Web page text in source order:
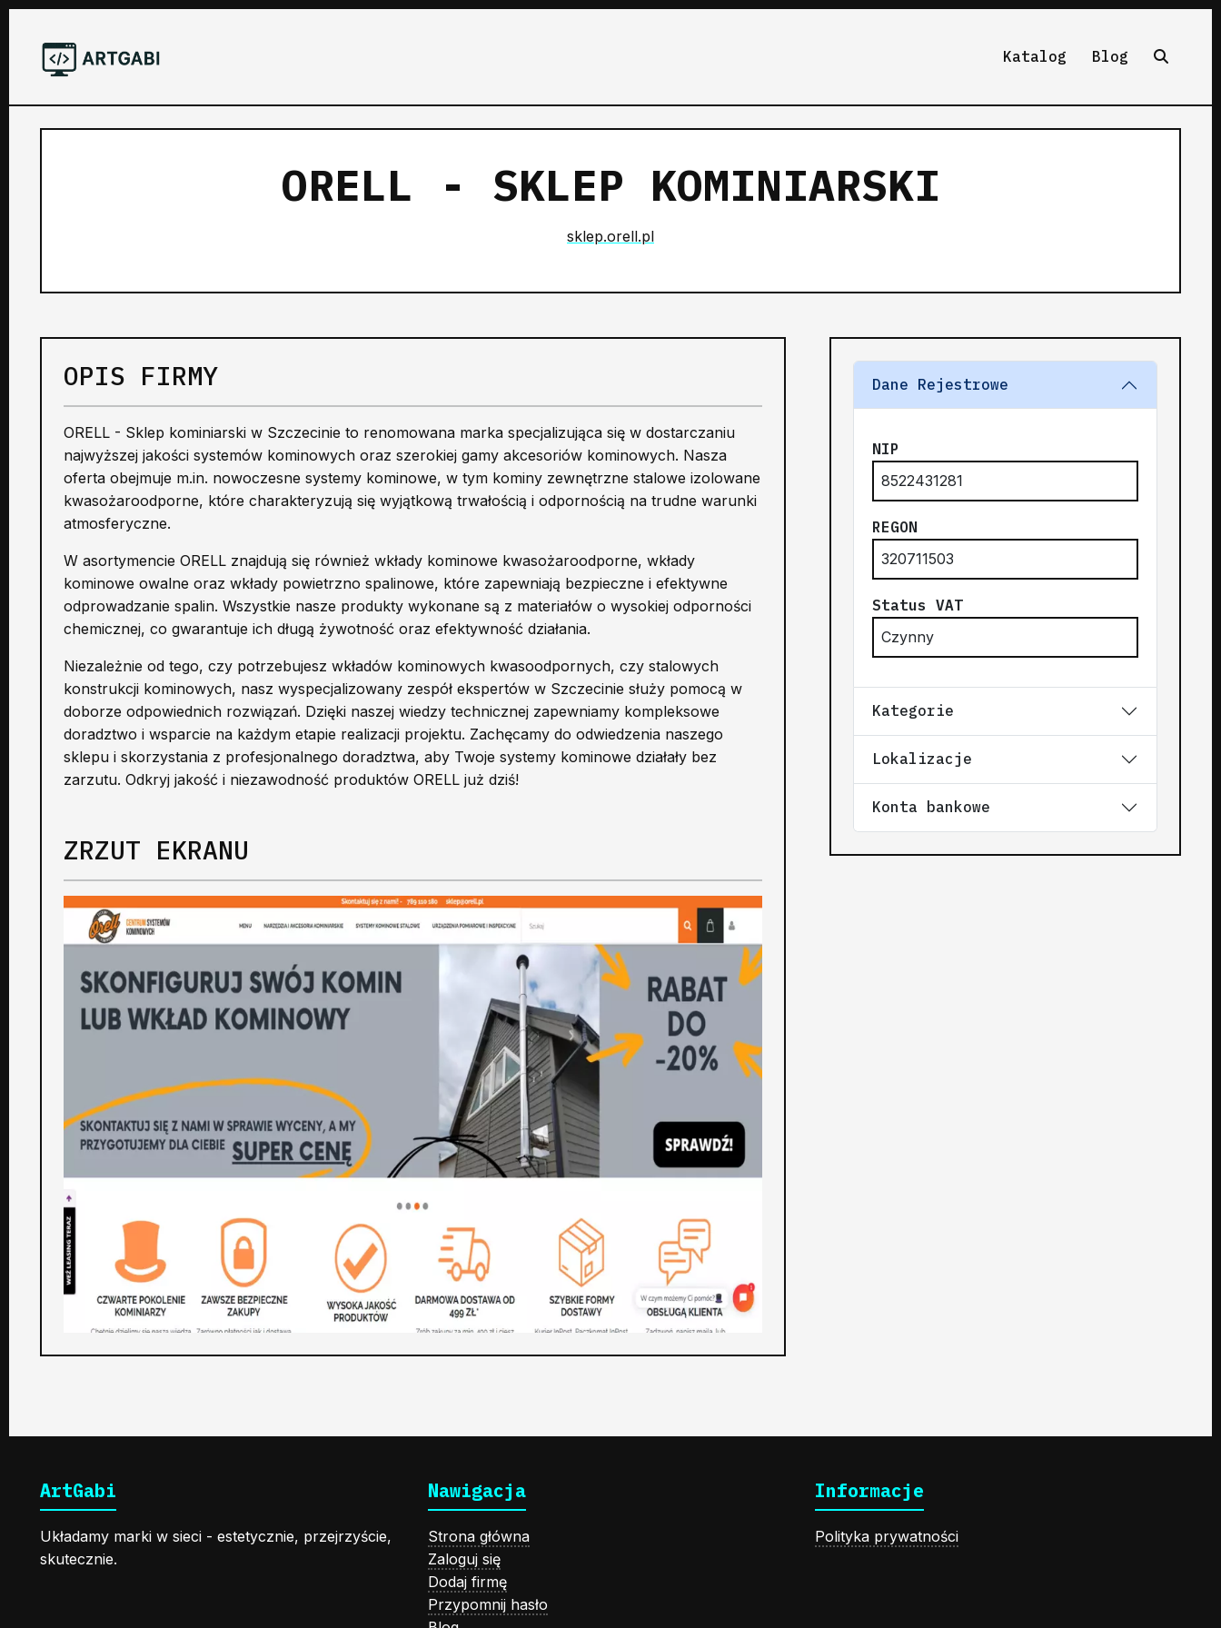
Katalog Blog
ORELL - SKLEP KOMINIARSKI
sklep.orell.pl
OPIS FIRMY
ORELL - Sklep kominiarski w Szczecinie to renomowana marka specjalizująca się w dostarczaniu
najwyższej jakości systemów kominowych oraz szerokiej gamy akcesoriów kominowych. Nasza
oferta obejmuje m.in. nowoczesne systemy kominowe, w tym kominy zewnętrzne stalowe izolowane
kwasożaroodporne, które charakteryzują się wyjątkową trwałością i odpornością na trudne warunki
atmosferyczne.
W asortymencie ORELL znajdują się również wkłady kominowe kwasożaroodporne, wkłady
kominowe owalne oraz wkłady powietrzno spalinowe, które zapewniają bezpieczne i efektywne
odprowadzanie spalin. Wszystkie nasze produkty wykonane są z materiałów o wysokiej odporności
chemicznej, co gwarantuje ich długą żywotność oraz efektywność działania.
Niezależnie od tego, czy potrzebujesz wkładów kominowych kwasoodpornych, czy stalowych
konstrukcji kominowych, nasz wyspecjalizowany zespół ekspertów w Szczecinie służy pomocą w
doborze odpowiednich rozwiązań. Dzięki naszej wiedzy technicznej zapewniamy kompleksowe
doradztwo i wsparcie na każdym etapie realizacji projektu. Zachęcamy do odwiedzenia naszego
sklepu i skorzystania z profesjonalnego doradztwa, aby Twoje systemy kominowe działały bez
zarzutu. Odkryj jakość i niezawodność produktów ORELL już dziś!
ZRZUT EKRANU
Dane Rejestrowe
NIP
8522431281
REGON
320711503
Status VAT
Czynny
Kategorie
Lokalizacje
Konta bankowe
ArtGabi
Układamy marki w sieci - estetycznie, przejrzyście,
skutecznie.
Nawigacja
Strona główna
Zaloguj się
Dodaj firmę
Przypomnij hasło
Informacje
Polityka prywatności